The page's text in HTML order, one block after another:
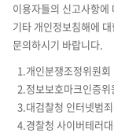
이용자들의 신고사항에
기타 개인정보침해에
문의하시기 바랍니다.
1.개인분쟁조정위원
2.정보보호마크인증
3.대검찰청 인터넷
4.경찰청 사이버테러